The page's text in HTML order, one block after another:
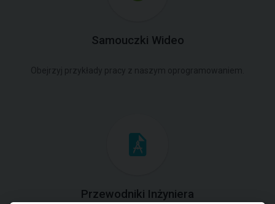
Samouczki Wideo
Obejrzyj przykłady pracy z naszym oprogramowaniem.
Przewodniki Inżyniera